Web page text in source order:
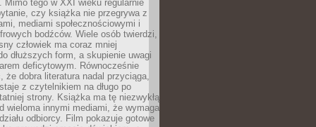
Mimo tego w XXI wieku regularnie
czy książka nie przegrywa z
mediami społecznościowymi i
bodźców. Wiele osób twierdzi,
człowiek ma coraz mniej
dłuższych form, a skupienie uwagi
deficytowym. Równocześnie
że dobra literatura nadal przyciąga,
z czytelnikiem na długo po
strony. Książka ma tę niezwykłą
wieloma innymi mediami, że wymaga
odbiorcy. Film pokazuje gotowe